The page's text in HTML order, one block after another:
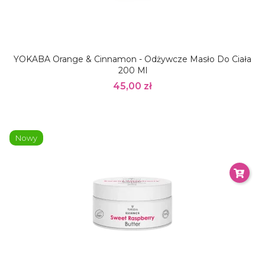
YOKABA Orange & Cinnamon - Odżywcze Masło Do Ciała
200 Ml
45,00 zł
Nowy